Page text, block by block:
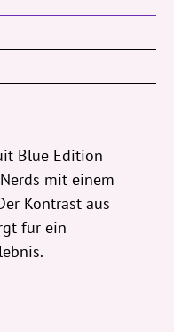
Blue Edition
mit einem
Kontrast aus
für ein